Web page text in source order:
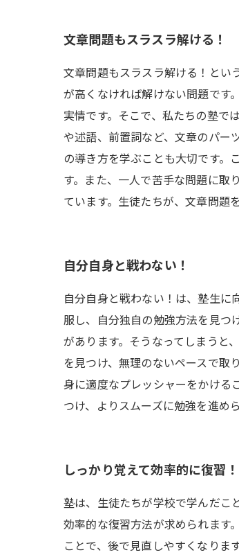
文章問題もスラスラ解ける！
文章問題もスラスラ解ける！とい
が高くなければ解けない問題です
実情です。そこで、私たちの塾で
や述語、前置詞など、文章のパー
の導き方を学ぶことも大切です。
す。また、一人で苦手な問題に取
ています。生徒たちが、文章問題
自分自身と戦わない！
自分自身と戦わない！は、塾生に
服し、自分独自の勉強方法を見つ
があります。そうなってしまうと
を見つけ、無理のないペースで取
身に適度なプレッシャーをかける
つけ、よりスムーズに勉強を進め
しっかり覚えて効率的に復習！
塾は、生徒たちが学校で学んだこ
効率的な復習方法が求められます
ことで、後で見直しやすくなりま